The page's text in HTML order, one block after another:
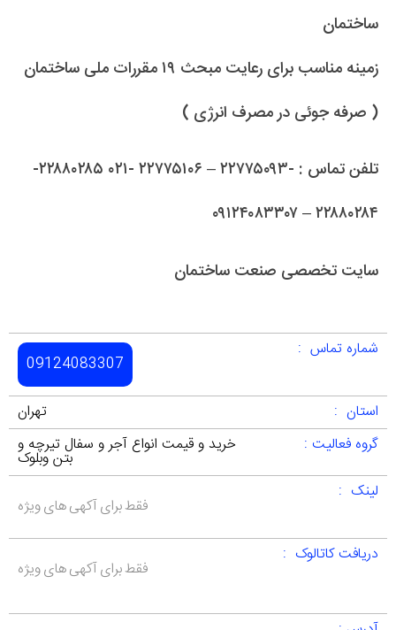
ساختمان
زمینه مناسب برای رعایت مبحث ۱۹ مقررات ملی ساختمان
( صرفه جوئی در مصرف انرژی )
تلفن تماس : -۲۲۷۷۵۰۹۳ – ۲۲۷۷۵۱۰۶ -۰۲۱ ۲۲۸۸۰۲۸۵-
۲۲۸۸۰۲۸۴ – ۰۹۱۲۴۰۸۳۳۰۷
سایت تخصصی صنعت ساختمان
شماره تماس :
09124083307
استان :
تهران
گروه فعالیت :
خرید و قیمت انواع آجر و سفال تیرچه و
بتن وبلوک
لینک :
فقط برای آکهی های ویژه
دریافت کاتالوک :
فقط برای آکهی های ویژه